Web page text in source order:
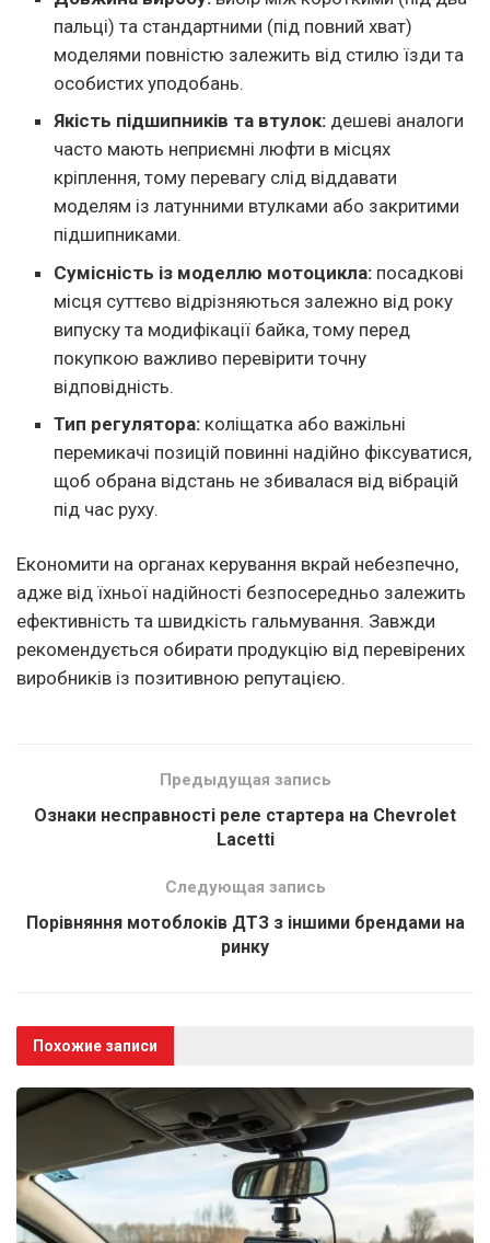
пальці) та стандартними (під повний хват)
моделями повністю залежить від стилю їзди та
особистих уподобань.
Якість підшипників та втулок: дешеві аналоги
часто мають неприємні люфти в місцях
кріплення, тому перевагу слід віддавати
моделям із латунними втулками або закритими
підшипниками.
Сумісність із моделлю мотоцикла: посадкові
місця суттєво відрізняються залежно від року
випуску та модифікації байка, тому перед
покупкою важливо перевірити точну
відповідність.
Тип регулятора: коліщатка або важільні
перемикачі позицій повинні надійно фіксуватися,
щоб обрана відстань не збивалася від вібрацій
під час руху.
Економити на органах керування вкрай небезпечно,
адже від їхньої надійності безпосередньо залежить
ефективність та швидкість гальмування. Завжди
рекомендується обирати продукцію від перевірених
виробників із позитивною репутацією.
Предыдущая запись
Ознаки несправності реле стартера на Chevrolet
Lacetti
Следующая запись
Порівняння мотоблоків ДТЗ з іншими брендами на
ринку
Похожие записи